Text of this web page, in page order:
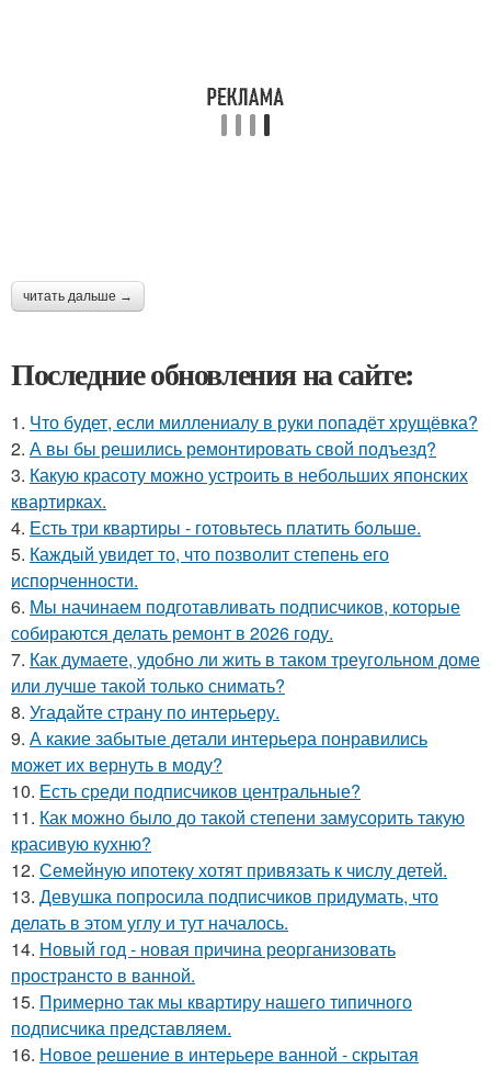
читать дальше →
Последние обновления на сайте:
1. Что будет, если миллениалу в руки попадёт хрущёвка?
2. А вы бы решились ремонтировать свой подъезд?
3. Какую красоту можно устроить в небольших японских
квартирках.
4. Есть три квартиры - готовьтесь платить больше.
5. Каждый увидет то, что позволит степень его
испорченности.
6. Мы начинаем подготавливать подписчиков, которые
собираются делать ремонт в 2026 году.
7. Как думаете, удобно ли жить в таком треугольном доме
или лучше такой только снимать?
8. Угадайте страну по интерьеру.
9. А какие забытые детали интерьера понравились
может их вернуть в моду?
10. Есть среди подписчиков центральные?
11. Как можно было до такой степени замусорить такую
красивую кухню?
12. Семейную ипотеку хотят привязать к числу детей.
13. Девушка попросила подписчиков придумать, что
делать в этом углу и тут началось.
14. Новый год - новая причина реорганизовать
пространсто в ванной.
15. Примерно так мы квартиру нашего типичного
подписчика представляем.
16. Новое решение в интерьере ванной - скрытая